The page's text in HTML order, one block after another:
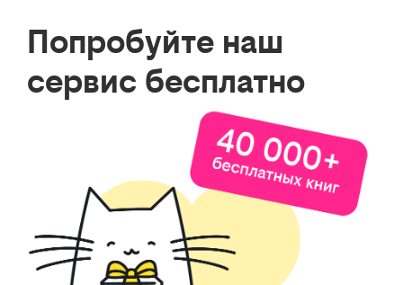
Попробуйте наш
сервис бесплатно